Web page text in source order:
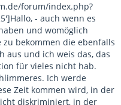
forum/index.php?
- auch wenn es
und womöglich
bekommen die ebenfalls
aus und ich weis das, das
für vieles nicht hab.
Ich werde
Zeit kommen wird, in der
diskriminiert, in der